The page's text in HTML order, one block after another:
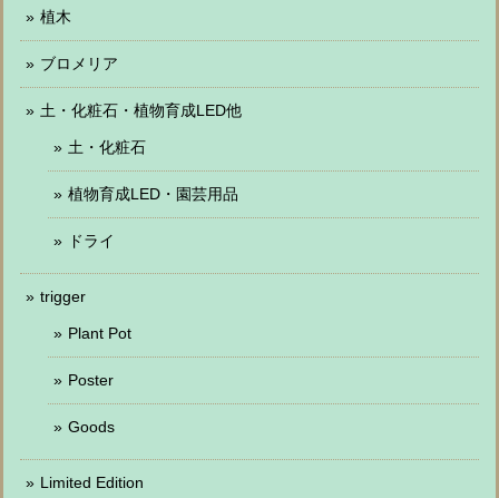
植木
ブロメリア
土・化粧石・植物育成LED他
土・化粧石
植物育成LED・園芸用品
ドライ
trigger
Plant Pot
Poster
Goods
Limited Edition